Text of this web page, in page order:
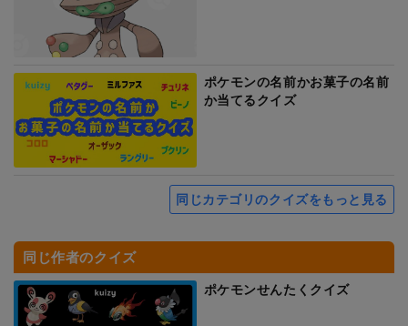
ポケモンの名前かお菓子の名前
か当てるクイズ
同じカテゴリのクイズをもっと見る
同じ作者のクイズ
ポケモンせんたくクイズ